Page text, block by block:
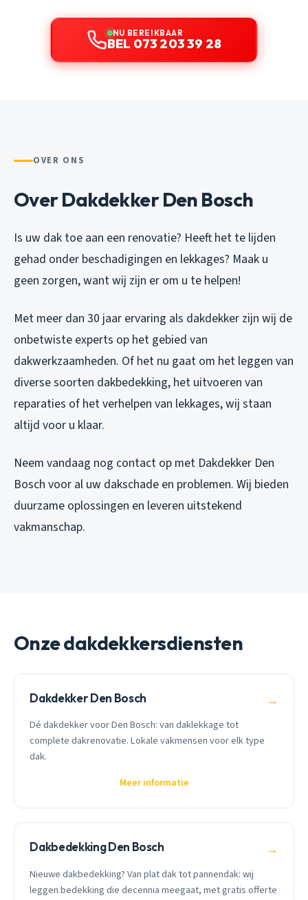
NU BEREIKBAAR
BEL 073 203 39 28
OVER ONS
Over Dakdekker Den Bosch
Is uw dak toe aan een renovatie? Heeft het te lijden
gehad onder beschadigingen en lekkages? Maak u
geen zorgen, want wij zijn er om u te helpen!
Met meer dan 30 jaar ervaring als dakdekker zijn wij de
onbetwiste experts op het gebied van
dakwerkzaamheden. Of het nu gaat om het leggen van
diverse soorten dakbedekking, het uitvoeren van
reparaties of het verhelpen van lekkages, wij staan
altijd voor u klaar.
Neem vandaag nog contact op met Dakdekker Den
Bosch voor al uw dakschade en problemen. Wij bieden
duurzame oplossingen en leveren uitstekend
vakmanschap.
Onze dakdekkersdiensten
Dakdekker Den Bosch →
Dé dakdekker voor Den Bosch: van daklekkage tot
complete dakrenovatie. Lokale vakmensen voor elk type
dak.
Meer informatie
Dakbedekking Den Bosch →
Nieuwe dakbedekking? Van plat dak tot pannendak: wij
leggen bedekking die decennia meegaat, met gratis offerte